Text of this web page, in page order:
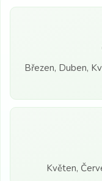
Březen, Duben,
Květen,